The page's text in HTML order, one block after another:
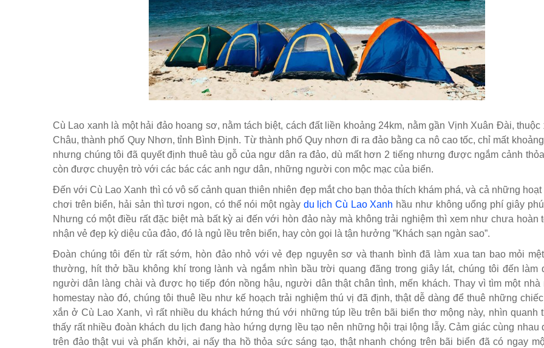
Cù Lao xanh là một hải đảo hoang sơ, nằm tách biệt, cách đất liền khoảng 24km, nằm gần Vịnh Xuân Đài, thuộc
Châu, thành phố Quy Nhơn, tỉnh Bình Định. Từ thành phố Quy nhơn đi ra đảo bằng ca nô cao tốc, chỉ mất
nhưng chúng tôi đã quyết định thuê tàu gỗ của ngư dân ra đảo, dù mất hơn 2 tiếng nhưng được ngắm cảnh
còn được chuyện trò với các bác các anh ngư dân, những người con mộc mạc của biển.
Đến với Cù Lao Xanh thì có vô số cảnh quan thiên nhiên đẹp mắt cho bạn thỏa thích khám phá, và cả những hoạt
chơi trên biển, hải sản thì tươi ngon, có thể nói một ngày du lịch Cù Lao Xanh hầu như không uổng phí giây
Nhưng có một điều rất đặc biệt mà bất kỳ ai đến với hòn đảo này mà không trải nghiệm thì xem như chưa hoàn
nhận vẻ đẹp kỳ diệu của đảo, đó là ngủ lều trên biển, hay còn gọi là tận hưởng ”Khách sạn ngàn sao”.
Đoàn chúng tôi đến từ rất sớm, hòn đảo nhỏ với vẻ đẹp nguyên sơ và thanh bình đã làm xua tan bao mỏi
thường, hít thở bầu không khí trong lành và ngắm nhìn bầu trời quang đãng trong giây lát, chúng tôi đến làm
người dân làng chài và được họ tiếp đón nồng hậu, người dân thật chân tình, mến khách. Thay vì tìm một nhà
homestay nào đó, chúng tôi thuê lều như kế hoạch trải nghiệm thú vị đã định, thật dễ dàng để thuê những
xắn ở Cù Lao Xanh, vì rất nhiều du khách hứng thú với những túp lều trên bãi biển thơ mộng này, nhìn quanh
thấy rất nhiều đoàn khách du lịch đang hào hứng dựng lều tạo nên những hội trại lộng lẫy. Cảm giác cùng nhau
trên đảo thật vui và phấn khởi, ai nấy tha hồ thỏa sức sáng tạo, thật nhanh chóng trên bãi biển đã có ngay